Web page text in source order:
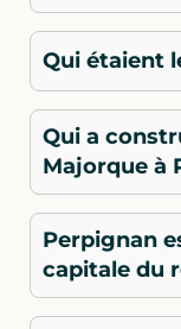
Qui étaient
Qui a
Majorque à
Perpignan
capitale du